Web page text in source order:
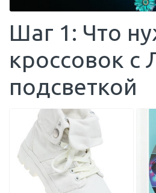
Шаг 1: Что
кроссовок с
подсветкой